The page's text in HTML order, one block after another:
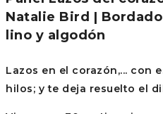
Natalie Bird |
lino y algodón
Lazos en el corazón,... con
hilos; y te deja resuelto el